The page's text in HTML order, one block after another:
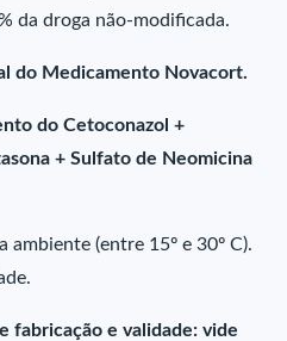
da droga não-modificada.
do Medicamento Novacort.
do Cetoconazol +
+ Sulfato de Neomicina
(entre 15º e 30º C).
fabricação e validade: vide